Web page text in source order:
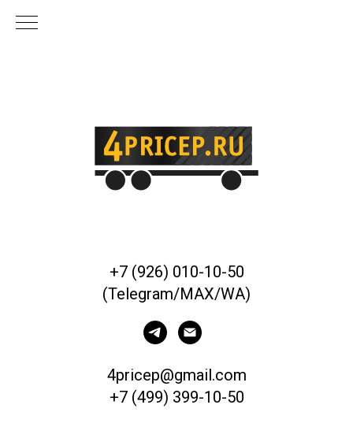
+7 (926) 010-10-50
(Telegram/MAX/WA)
4pricep@gmail.com
+7 (499) 399-10-50